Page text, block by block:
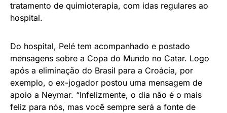
tratamento de quimioterapia, com idas regulares ao
hospital.
Do hospital, Pelé tem acompanhado e postado
mensagens sobre a Copa do Mundo no Catar. Logo
após a eliminação do Brasil para a Croácia, por
exemplo, o ex-jogador postou uma mensagem de
apoio a Neymar. “Infelizmente, o dia não é o mais
feliz para nós, mas você sempre será a fonte de